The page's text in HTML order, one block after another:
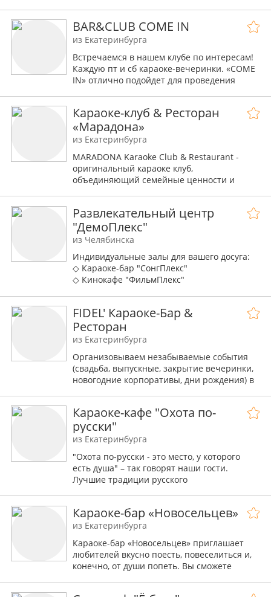
окружении обаятельных и великолепно
поющих бэк-вокалисток! Каждый поход в
запомнится вам атмосферой комфорта,
заботливого обслуживания и
индивидуального подхода к каждому
нашему гостю!
BAR&CLUB COME IN
из Екатеринбурга
Встречаемся в нашем клубе по интересам!
Каждую пт и сб караоке-вечеринки. «COME
IN» отлично подойдет для проведения
Вечерние сеансы кино и просмотр
спортивных событий скрасят ваши будни. С
апреля для любимых гостей аппетитный
18:00 до 6:00. ВС по ЧТ с 18:00 до 03:00.
Бизнес-ланч с12:00 до 16:00.
Караоке-клуб & Ресторан
«Марадона»
из Екатеринбурга
MARADONA Karaoke Club & Restaurant -
оригинальный караоке клуб,
объединяющий семейные ценности и
Развлекательный центр
"ДемоПлекс"
из Челябинска
Индивидуальные залы для вашего досуга:
◇ Караоке-бар "СонгПлекс"
◇ Кинокафе "ФильмПлекс"
FIDEL' Караоке-Бар &
Ресторан
из Екатеринбурга
Организовываем незабываемые события
(свадьба, выпускные, закрытие вечеринки,
новогодние корпоративы, дни рождения) в
FIDEL' - не только один из самых красивых
ресторанов Екатеринбурга, но и славится
и своей вкуснейшей кухней. Мы много
работаем, чтобы каждый наш клиент
чувствовал себя настоящим vip-клиентом!
Команда профессионалов подготовила
супер-предложение для тех, кто планирует
незабываемое мероприятие в роскошном
интерьере и по приемлемой цене!
При бронировании банкета дарим в
подарок (БЕСПЛАТНО) :
до 24:00 арендной платы нет
Караоке-кафе "Охота по-
русски"
из Екатеринбурга
"Охота по-русски - это место, у которого
есть душа" – так говорят наши гости.
Лучшие традиции русского
праздничная атмосфера.
Караоке-бар «Новосельцев»
из Екатеринбурга
Караоке-бар «Новосельцев» приглашает
любителей вкусно поесть, повеселиться и,
конечно, от души попеть. Вы сможете